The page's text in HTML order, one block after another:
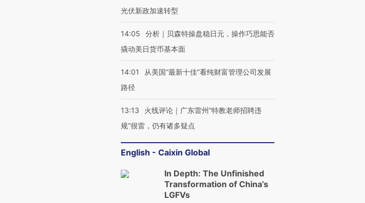
光伏新政加速转型
14:05
分析｜贝森特操盘稳日元，操作巧思能否
撬动美日货币基本面
14:01
从美国“最新十佳”看纯财富管理公司发展
路径
13:13
火线评论｜广东雷州“特教老师招聘违
规”很雷，仍有诸多疑点
English - Caixin Global
In Depth: The Unfinished
Transformation of China’s
LGFVs